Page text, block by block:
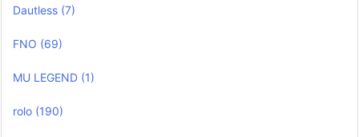
Dautless (7)
FNO (69)
MU LEGEND (1)
rolo (190)